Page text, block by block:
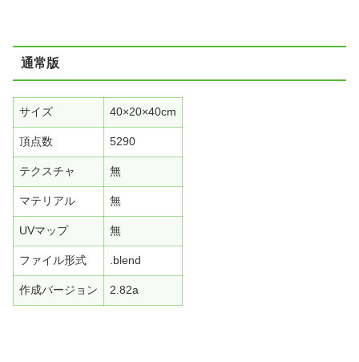
通常版
サイズ 40×20×40cm
頂点数 5290
テクスチャ 無
マテリアル 無
UVマップ 無
ファイル形式 .blend
作成バージョン 2.82a